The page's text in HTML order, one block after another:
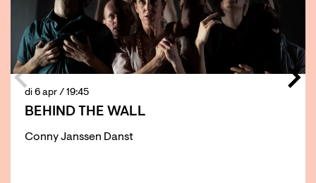
BEHIND THE WALL
Conny Janssen Danst
di 6 apr / 19:45